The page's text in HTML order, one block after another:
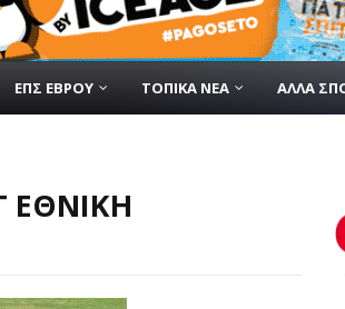
ΕΠΣ ΕΒΡΟΥ ΤΟΠΙΚΑ ΝΕΑ ΑΛΛΑ
ΕΘΝΙΚΗ